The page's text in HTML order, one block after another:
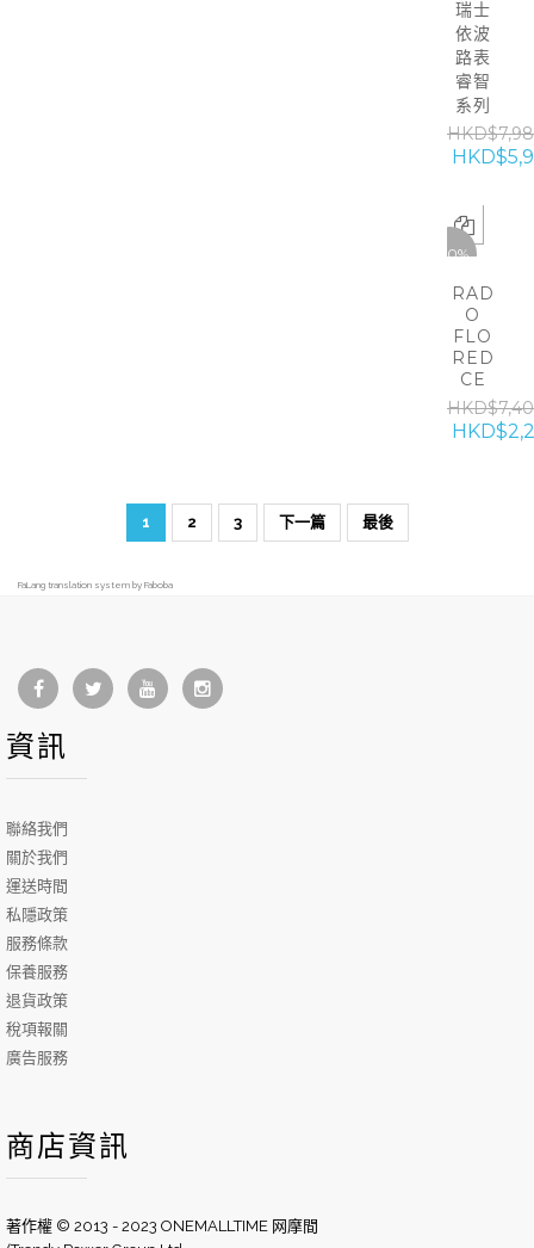
瑞士
依波
路表
睿智
系列
-70%
RAD
O
FLO
RED
CE
1 2 3 下一篇 最後
FaLang translation system by Faboba
資訊
聯絡我們
關於我們
運送時間
私隱政策
服務條款
保養服務
退貨政策
稅項報關
廣告服務
商店資訊
著作權 © 2013 - 2023 ONEMALLTIME 网摩間